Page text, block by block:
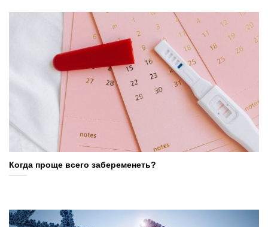
Когда проще всего забеременеть?